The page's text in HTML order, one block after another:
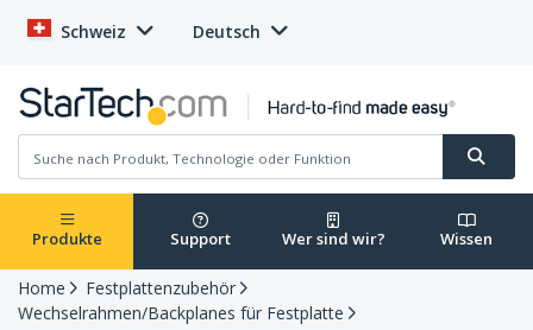
Schweiz Deutsch
Produkte Support Wer sind wir? Wissen
Home
Festplattenzubehör
Wechselrahmen/Backplanes für Festplatte